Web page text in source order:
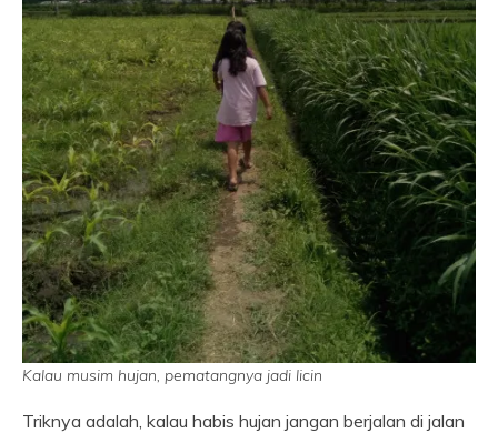
Kalau musim hujan, pematangnya jadi licin
Triknya adalah, kalau habis hujan jangan berjalan di jalan